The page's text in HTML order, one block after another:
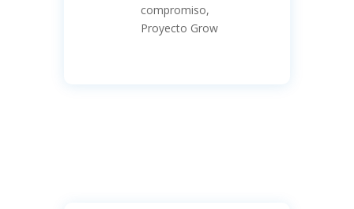
compromiso,
Proyecto Grow